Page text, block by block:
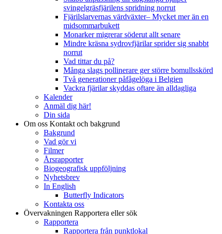
svingelgräsfjärilens spridning norrut
Fjärilslarvernas värdväxter– Mycket mer än en
midsommarbukett
Monarker migrerar söderut allt senare
Mindre kräsna sydrovfjärilar sprider sig snabbt
norrut
Vad tittar du på?
Många slags pollinerare ger större bomullsskörd
Två generationer påfågelöga i Belgien
Vackra fjärilar skyddas oftare än alldagliga
Kalender
Anmäl dig här!
Din sida
Om oss Kontakt och bakgrund
Bakgrund
Vad gör vi
Filmer
Årsrapporter
Biogeografisk uppföljning
Nyhetsbrev
In English
Butterfly Indicators
Kontakta oss
Övervakningen Rapportera eller sök
Rapportera
Rapportera från punktlokal